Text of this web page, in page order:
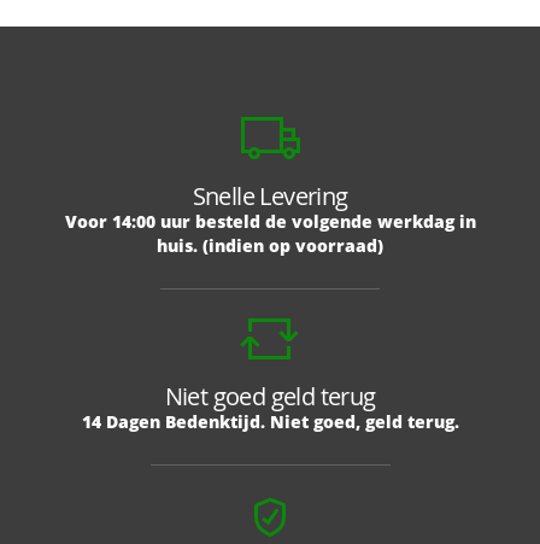
Snelle Levering
Voor 14:00 uur besteld de volgende werkdag in
huis. (indien op voorraad)
Niet goed geld terug
14 Dagen Bedenktijd. Niet goed, geld terug.